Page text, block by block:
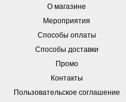
О магазине
Мероприятия
Способы оплаты
Способы доставки
Промо
Контакты
Пользовательское соглашение